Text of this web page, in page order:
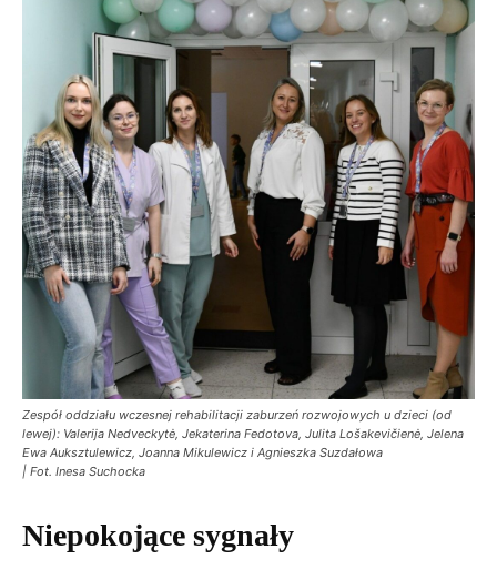
Zespół oddziału wczesnej rehabilitacji zaburzeń rozwojowych u dzieci (od
lewej): Valerija Nedveckytė, Jekaterina Fedotova, Julita Lošakevičienė, Jelena
Ewa Auksztulewicz, Joanna Mikulewicz i Agnieszka Suzdałowa
| Fot. Inesa Suchocka
Niepokojące sygnały